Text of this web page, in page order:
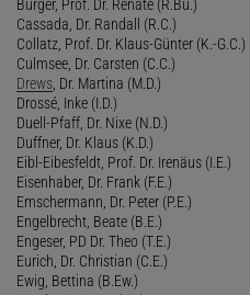
Bürger, Prof. Dr. Renate (R.Bü.)
Cassada, Dr. Randall (R.C.)
Collatz, Prof. Dr. Klaus-Günter (K.-G.C.)
Culmsee, Dr. Carsten (C.C.)
Drews , Dr. Martina (M.D.)
Drossé, Inke (I.D.)
Duell-Pfaff, Dr. Nixe (N.D.)
Duffner, Dr. Klaus (K.D.)
Eibl-Eibesfeldt, Prof. Dr. Irenäus (I.E.)
Eisenhaber, Dr. Frank (F.E.)
Emschermann, Dr. Peter (P.E.)
Engelbrecht, Beate (B.E.)
Engeser, PD Dr. Theo (T.E.)
Eurich, Dr. Christian (C.E.)
Ewig, Bettina (B.Ew.)